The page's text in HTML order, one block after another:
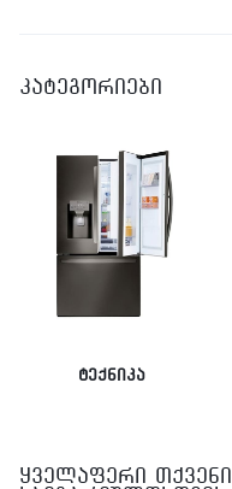
კატეგორიები
ტექნიკა
ყველაფერი თქვენი